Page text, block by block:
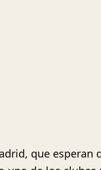
que esperan